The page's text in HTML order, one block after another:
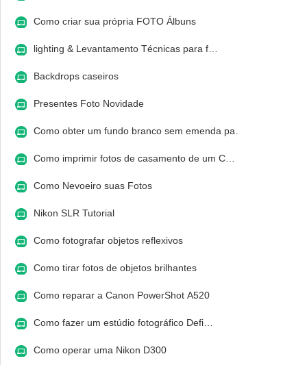
Como criar sua própria FOTO Álbuns
lighting & Levantamento Técnicas para f…
Backdrops caseiros
Presentes Foto Novidade
Como obter um fundo branco sem emenda pa…
Como imprimir fotos de casamento de um C…
Como Nevoeiro suas Fotos
Nikon SLR Tutorial
Como fotografar objetos reflexivos
Como tirar fotos de objetos brilhantes
Como reparar a Canon PowerShot A520
Como fazer um estúdio fotográfico Defi…
Como operar uma Nikon D300